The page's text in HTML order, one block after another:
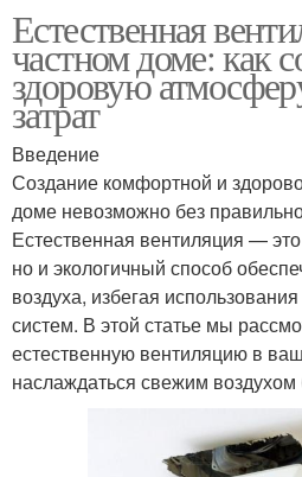
Естественная
частном доме: как
здоровую
затрат
Введение
Создание комфортной и
доме невозможно без
Естественная вентиляция —
но и экологичный способ
воздуха, избегая
систем. В этой статье мы
естественную вентиляцию в
наслаждаться свежим воздухом